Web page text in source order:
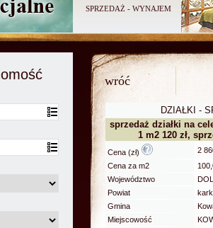
SPRZEDAŻ - WYNAJEM
wróć
DZIAŁKI -
sprzedaż działki na
1 m2 120 zł,
Cena (zł)
2
Cena za m2
Województwo
Powiat
Gmina
Miejscowość